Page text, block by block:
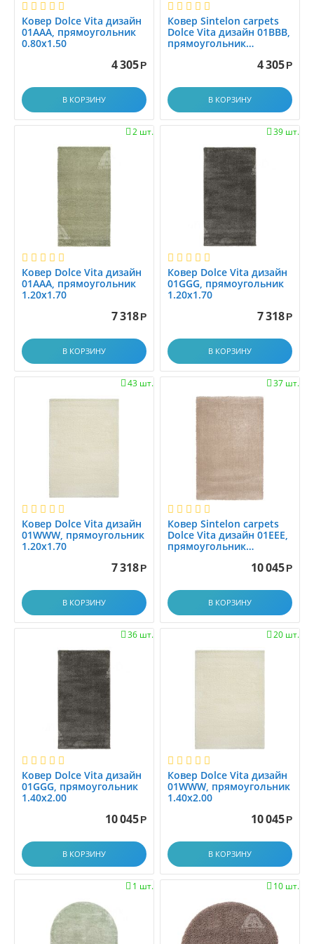
1.17x1.17
1.1x1.5
1.1x1.88
1.25x1.5
1.25x4.0
1.2x1.4
1.2x1.45
1.2x1.5
1.2x1.7
1.2x1.8
1.2x2.0
1.2x2.15
1.2x2.3
1.2x3.0
1.2x3.5
1.2x4.0
1.33x2.00
1.35x1.95
1.3x1.5
1.45x1.5
1.45x2.0
1.45x2.5
1.4x1.4
1.4x1.5
1.4x1.9
1.4x17.9
1.4x2
1.4x2.0
1.4x2.1
1.4x2.5
1.4x3.5
1.4x4.0
1.4x5.0
1.4x5.5
Ковер Dolce Vita дизайн
01AAA, прямоугольник
0.80x1.50
4 305 Р
В КОРЗИНУ
Ковер Sintelon carpets
Dolce Vita дизайн 01BBB,
прямоугольник
4 305 Р
В КОРЗИНУ
2 шт.

Ковер Dolce Vita дизайн
01AAA, прямоугольник
1.20x1.70
7 318 Р
В КОРЗИНУ
39 шт.

Ковер Dolce Vita дизайн
01GGG, прямоугольник
1.20x1.70
7 318 Р
В КОРЗИНУ
43 шт.

Ковер Dolce Vita дизайн
01WWW, прямоугольник
1.20x1.70
7 318 Р
В КОРЗИНУ
37 шт.

Ковер Sintelon carpets
Dolce Vita дизайн 01EEE,
прямоугольник
10 045 Р
В КОРЗИНУ
36 шт.

Ковер Dolce Vita дизайн
01GGG, прямоугольник
1.40x2.00
10 045 Р
В КОРЗИНУ
20 шт.

Ковер Dolce Vita дизайн
01WWW, прямоугольник
1.40x2.00
10 045 Р
В КОРЗИНУ
1 шт.
 10 шт.
